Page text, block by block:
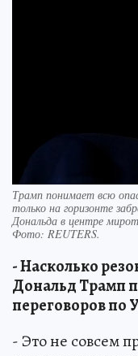
Трамп понимает всю
только на горизонте
Дональда в центре
Фото: REUTERS.
- Насколько
Дональд Трамп
переговоров по
- Это не совсем